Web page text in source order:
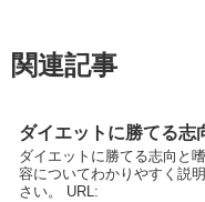
関連記事
ダイエットに勝てる志
ダイエットに勝てる志向と
容についてわかりやすく説
さい。 URL: